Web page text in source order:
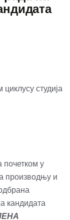
студија
почетком у
производњу и
кандидата